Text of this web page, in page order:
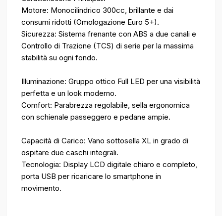
Motore: Monocilindrico 300cc, brillante e dai
consumi ridotti (Omologazione Euro 5+).
Sicurezza: Sistema frenante con ABS a due canali e
Controllo di Trazione (TCS) di serie per la massima
stabilità su ogni fondo.
Illuminazione: Gruppo ottico Full LED per una visibilità
perfetta e un look moderno.
Comfort: Parabrezza regolabile, sella ergonomica
con schienale passeggero e pedane ampie.
Capacità di Carico: Vano sottosella XL in grado di
ospitare due caschi integrali.
Tecnologia: Display LCD digitale chiaro e completo,
porta USB per ricaricare lo smartphone in
movimento.